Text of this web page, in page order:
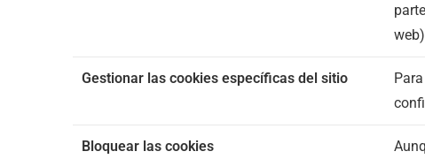
Gestionar las cookies específicas del sitio
Bloquear las cookies